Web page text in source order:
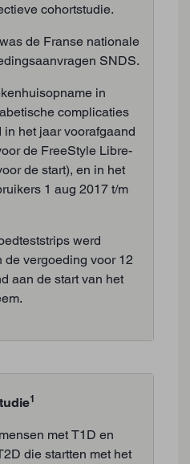
cohortstudie.
de Franse nationale
SNDS.
in
complicaties
het jaar voorafgaand
de FreeStyle Libre-
de start), en in het
1 aug 2017 t/m
werd
de vergoeding voor 12
aan de start van het
1
met T1D en
die startten met het